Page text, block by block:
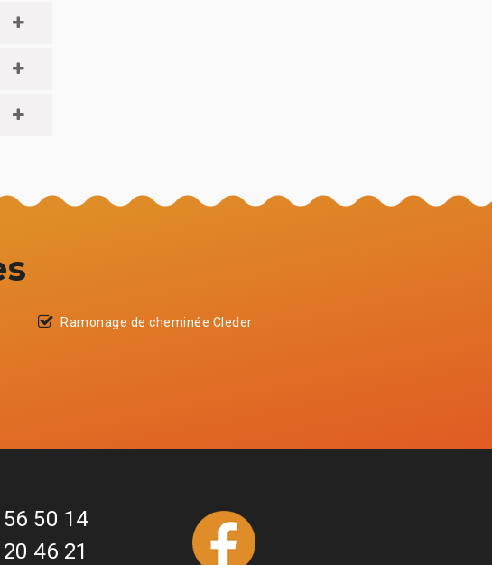
Ramonage de cheminée Cleder
50 14
46 21